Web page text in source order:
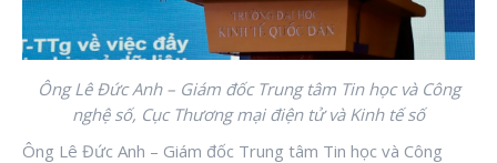
Ông Lê Đức Anh – Giám đốc Trung tâm Tin học và Công
nghệ số, Cục Thương mại điện tử và Kinh tế số
Ông Lê Đức Anh – Giám đốc Trung tâm Tin học và Công